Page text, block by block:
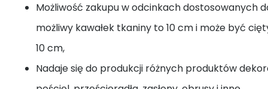
Możliwość zakupu w odcinkach dostosowanych
możliwy kawałek tkaniny to 10 cm i może być
10 cm,
Nadaje się do produkcji różnych produktów